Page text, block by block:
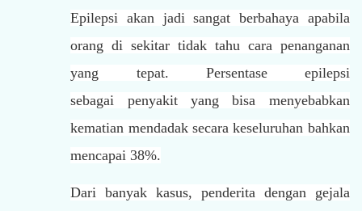
Epilepsi akan jadi sangat berbahaya apabila
orang di sekitar tidak tahu cara penanganan
yang tepat. Persentase epilepsi
sebagai penyakit yang bisa menyebabkan
kematian mendadak secara keseluruhan bahkan
mencapai 38%.
Dari banyak kasus, penderita dengan gejala